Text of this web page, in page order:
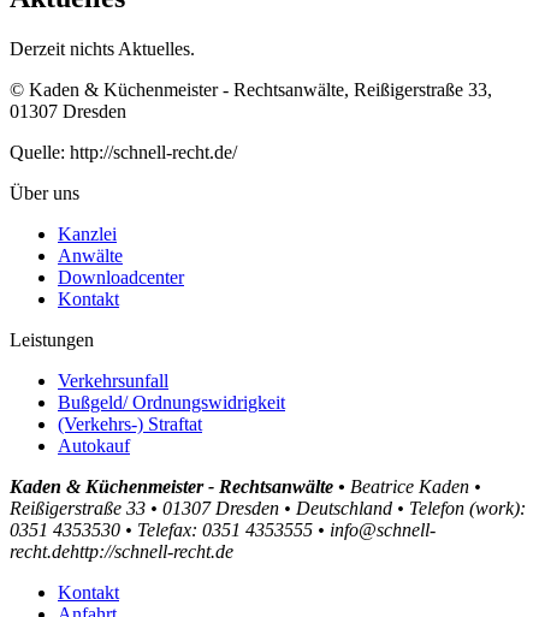
Derzeit nichts Aktuelles.
© Kaden & Küchenmeister - Rechtsanwälte, Reißigerstraße 33,
01307 Dresden
Quelle: http://schnell-recht.de/
Über uns
Kanzlei
Anwälte
Downloadcenter
Kontakt
Leistungen
Verkehrsunfall
Bußgeld/ Ordnungswidrigkeit
(Verkehrs-) Straftat
Autokauf
Kaden & Küchenmeister - Rechtsanwälte • Beatrice Kaden •
Reißigerstraße 33 • 01307 Dresden • Deutschland • Telefon (work):
0351 4353530 • Telefax: 0351 4353555 • info@schnell-
recht.dehttp://schnell-recht.de
Kontakt